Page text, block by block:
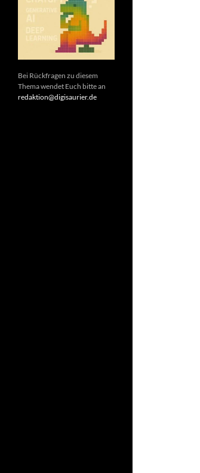
Bei Rückfragen zu diesem
Thema wendet Euch bitte an
redaktion@digisaurier.de